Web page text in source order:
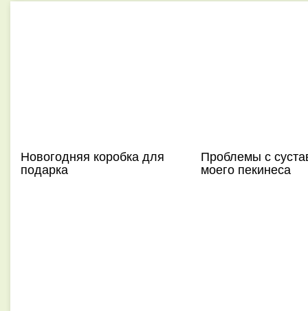
Новогодняя коробка для
подарка
Проблемы с
моего пекинеса